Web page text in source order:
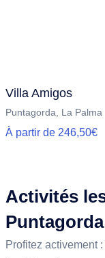
Villa Amigos
Puntagorda, La Palma
À partir de 246,50€
Activités
Puntagorda
Profitez activement